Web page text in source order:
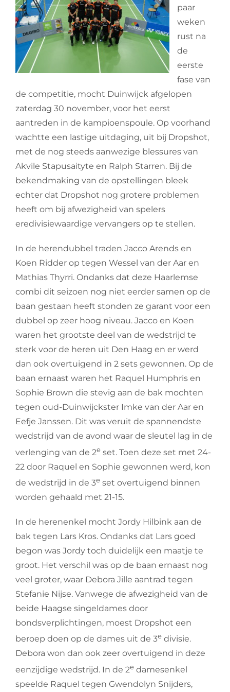
paar
weken
rust na
de
eerste
fase van
de competitie, mocht Duinwijck afgelopen
zaterdag 30 november, voor het eerst
aantreden in de kampioenspoule. Op voorhand
wachtte een lastige uitdaging, uit bij Dropshot,
met de nog steeds aanwezige blessures van
Akvile Stapusaityte en Ralph Starren. Bij de
bekendmaking van de opstellingen bleek
echter dat Dropshot nog grotere problemen
heeft om bij afwezigheid van spelers
eredivisiewaardige vervangers op te stellen.
In de herendubbel traden Jacco Arends en
Koen Ridder op tegen Wessel van der Aar en
Mathias Thyrri. Ondanks dat deze Haarlemse
combi dit seizoen nog niet eerder samen op de
baan gestaan heeft stonden ze garant voor een
dubbel op zeer hoog niveau. Jacco en Koen
waren het grootste deel van de wedstrijd te
sterk voor de heren uit Den Haag en er werd
dan ook overtuigend in 2 sets gewonnen. Op de
baan ernaast waren het Raquel Humphris en
Sophie Brown die stevig aan de bak mochten
tegen oud-Duinwijckster Imke van der Aar en
Eefje Janssen. Dit was veruit de spannendste
wedstrijd van de avond waar de sleutel lag in de
verlenging van de 2e set. Toen deze set met 24-
22 door Raquel en Sophie gewonnen werd, kon
de wedstrijd in de 3e set overtuigend binnen
worden gehaald met 21-15.
In de herenenkel mocht Jordy Hilbink aan de
bak tegen Lars Kros. Ondanks dat Lars goed
begon was Jordy toch duidelijk een maatje te
groot. Het verschil was op de baan ernaast nog
veel groter, waar Debora Jille aantrad tegen
Stefanie Nijse. Vanwege de afwezigheid van de
beide Haagse singeldames door
bondsverplichtingen, moest Dropshot een
beroep doen op de dames uit de 3e divisie.
Debora won dan ook zeer overtuigend in deze
eenzijdige wedstrijd. In de 2e damesenkel
speelde Raquel tegen Gwendolyn Snijders,